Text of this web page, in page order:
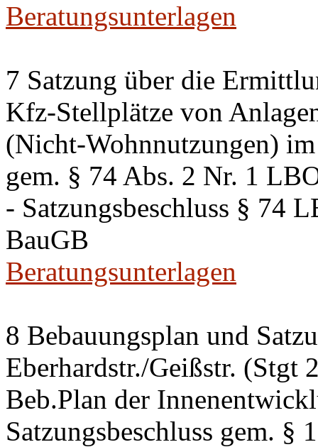
Beratungsunterlagen
7 Satzung über die
Kfz-Stellplätze von
(Nicht-Wohnnutzungen)
gem. § 74 Abs. 2 Nr. 1
- Satzungsbeschluss § 74
BauGB
Beratungsunterlagen
8 Bebauungsplan und
Eberhardstr./Geißstr. (Stgt
Beb.Plan der
Satzungsbeschluss gem.